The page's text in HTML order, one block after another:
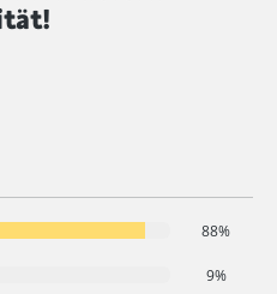
4.8 von 5 Sternen
88%
9%